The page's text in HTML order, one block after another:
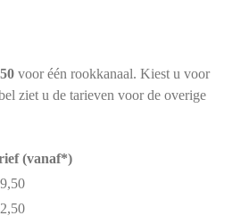
voor één rookkanaal. Kiest u voor
ziet u de tarieven voor de overige
(vanaf*)